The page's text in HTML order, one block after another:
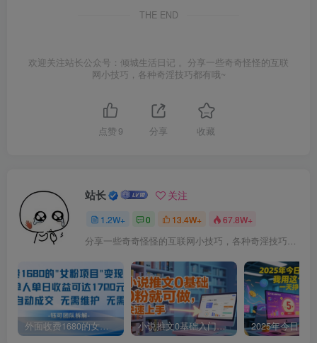
THE END
欢迎关注站长公众号：倾城生活日记 。分享一些奇奇怪怪的互联
网小技巧，各种奇淫技巧都有哦~
点赞 9 分享 收藏
站长 关注
1.2W+ 0 13.4W+ 67.8W+
分享一些奇奇怪怪的互联网小技巧，各种奇淫技巧都在本站。
外面收费1680的女粉项目变现，单人单日收益可达1.7k，全自动成交无需维护 小说推文0基础入门教程，0粉就可做，快速上手